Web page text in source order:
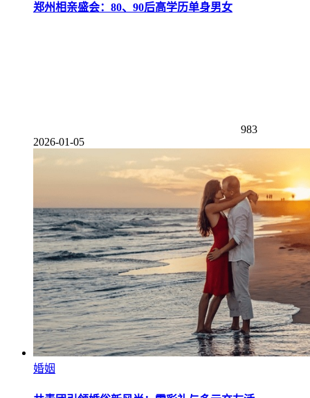
郑州相亲盛会：80、90后高学历单身男女
983
2026-01-05
婚姻